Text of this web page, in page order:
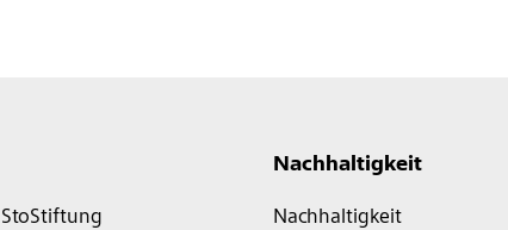
StoStiftung
Nachhaltigkeit
Nachhaltigkeit